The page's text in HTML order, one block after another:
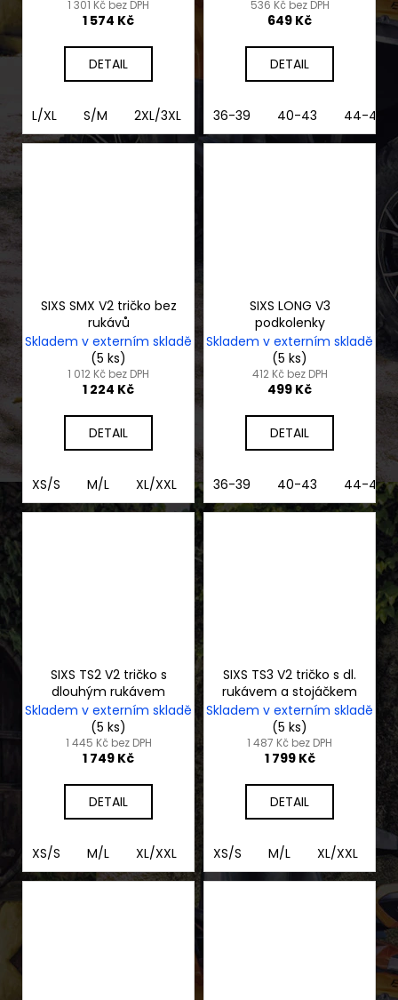
1 301 Kč bez DPH
1 574 Kč
DETAIL
L/XL S/M 2XL/3XL 2XS/XS
536 Kč bez DPH
649 Kč
DETAIL
36-39 40-43 44-47
SIXS SMX V2 tričko bez
rukávů
Skladem v externím skladě
(5 ks)
1 012 Kč bez DPH
1 224 Kč
DETAIL
XS/S M/L XL/XXL 3XL/4XL
SIXS LONG V3
podkolenky
Skladem v externím skladě
(5 ks)
412 Kč bez DPH
499 Kč
DETAIL
36-39 40-43 44-47
SIXS TS2 V2 tričko s
dlouhým rukávem
Skladem v externím skladě
(5 ks)
1 445 Kč bez DPH
1 749 Kč
DETAIL
XS/S M/L XL/XXL 3XL/4XL
SIXS TS3 V2 tričko s dl.
rukávem a stojáčkem
Skladem v externím skladě
(5 ks)
1 487 Kč bez DPH
1 799 Kč
DETAIL
XS/S M/L XL/XXL